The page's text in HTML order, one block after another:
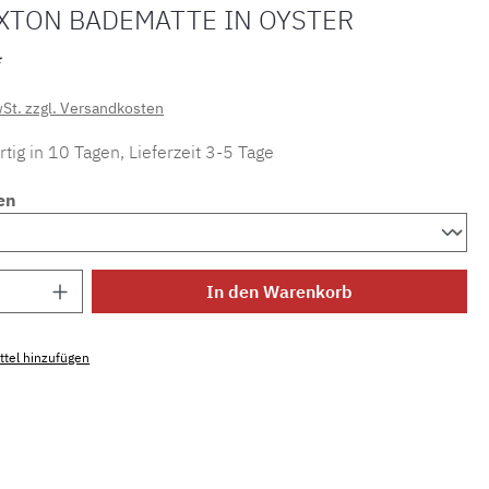
BADEMATTE IN OYSTER
zzgl. Versandkosten
in 10 Tagen, Lieferzeit 3-5 Tage
Anzahl: Gib den gewünschten Wert ein
In den Warenkorb
hinzufügen